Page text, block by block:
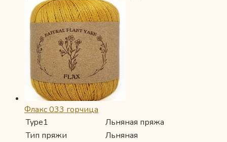
Флакс 033 горчица
Type1
Льняная пряжа
Тип пряжи
Льняная